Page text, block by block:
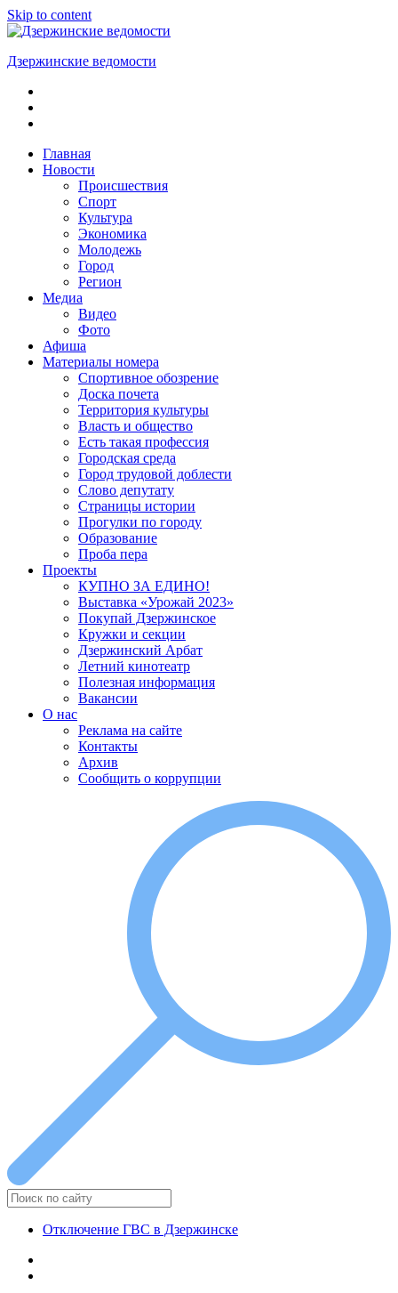
Skip to content
Дзержинские ведомости
ОБЩЕСТВЕННО-
ПОЛИТИЧЕСКАЯ
ГАЗЕТАГлавная
Новости
Происшествия
Спорт
Культура
Экономика
Молодежь
Город
Регион
Медиа
Видео
Фото
Афиша
Материалы номера
Спортивное обозрение
Доска почета
Территория культуры
Власть и общество
Есть такая профессия
Городская среда
Город трудовой доблести
Слово депутату
Страницы истории
Прогулки по городу
Образование
Проба пера
Проекты
КУПНО ЗА ЕДИНО!
Выставка «Урожай 2023»
Покупай Дзержинское
Кружки и секции
Дзержинский Арбат
Летний кинотеатр
Полезная информация
Вакансии
О нас
Реклама на сайте
Контакты
Архив
Сообщить о коррупции
Отключение ГВС в Дзержинске